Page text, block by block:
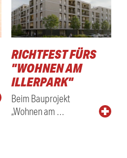
RICHTFEST FÜRS
"WOHNEN AM
ILLERPARK"
Beim Bauprojekt
„Wohnen am …